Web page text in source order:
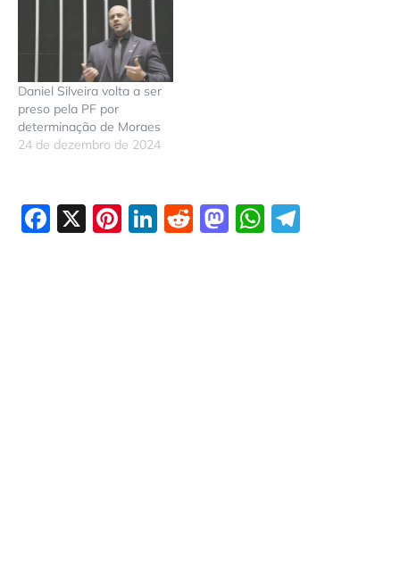
Daniel Silveira volta a ser
preso pela PF por
determinação de Moraes
24 de dezembro de 2024
Facebook
X Pinterest
LinkedIn
Reddit
Mastodon